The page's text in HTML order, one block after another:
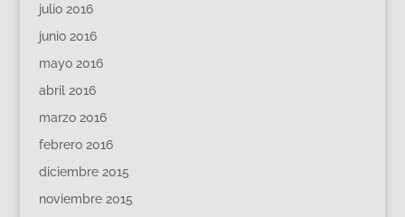
julio 2016
junio 2016
mayo 2016
abril 2016
marzo 2016
febrero 2016
diciembre 2015
noviembre 2015